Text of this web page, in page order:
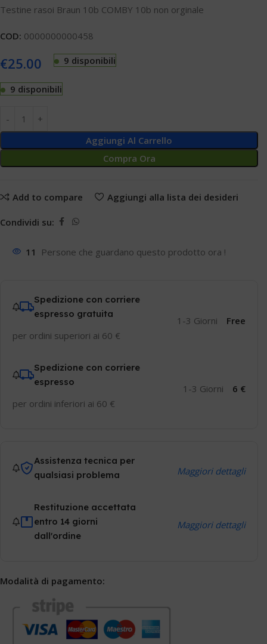
Testine rasoi Braun 10b COMBY 10b non orginale
COD: 0000000000458
€25.00 9 disponibili
9 disponibili
Aggiungi Al Carrello
Compra Ora
Add to compare Aggiungi alla lista dei desideri
Condividi su:
11 Persone che guardano questo prodotto ora !
Spedizione con corriere
espresso gratuita
per ordini superiori ai 60 €
1-3 Giorni Free
Spedizione con corriere
espresso
per ordini inferiori ai 60 €
1-3 Giorni 6 €
Assistenza tecnica per
qualsiasi problema
Maggiori dettagli
Restituzione accettata
entro 14 giorni
dall'ordine
Maggiori dettagli
Modalità di pagamento: